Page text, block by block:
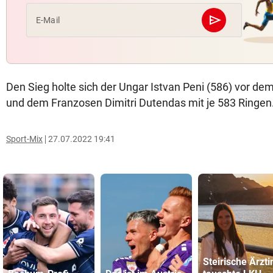
E-Mail send
Abschicken
Den Sieg holte sich der Ungar Istvan Peni (586) vor
und dem Franzosen Dimitri Dutendas mit je 583
Sport-Mix 27.07.2022 19:41
Steirische